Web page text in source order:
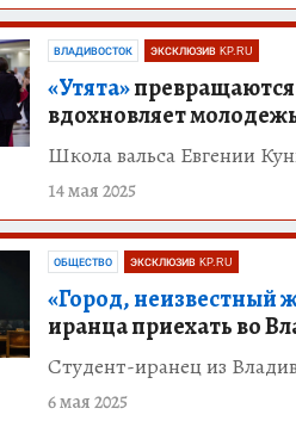
ВЛАДИВОСТОК ЭКСКЛЮЗИВ KP.RU
«Утята»
вдохновляет
Школа вальса Евгении
14 мая 2025
ОБЩЕСТВО ЭКСКЛЮЗИВ KP.RU
«Город, неизвестный
иранца приехать во
Студент-иранец из
6 мая 2025